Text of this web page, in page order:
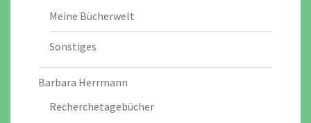
Meine Bücherwelt
Sonstiges
Barbara Herrmann
Recherchetagebücher